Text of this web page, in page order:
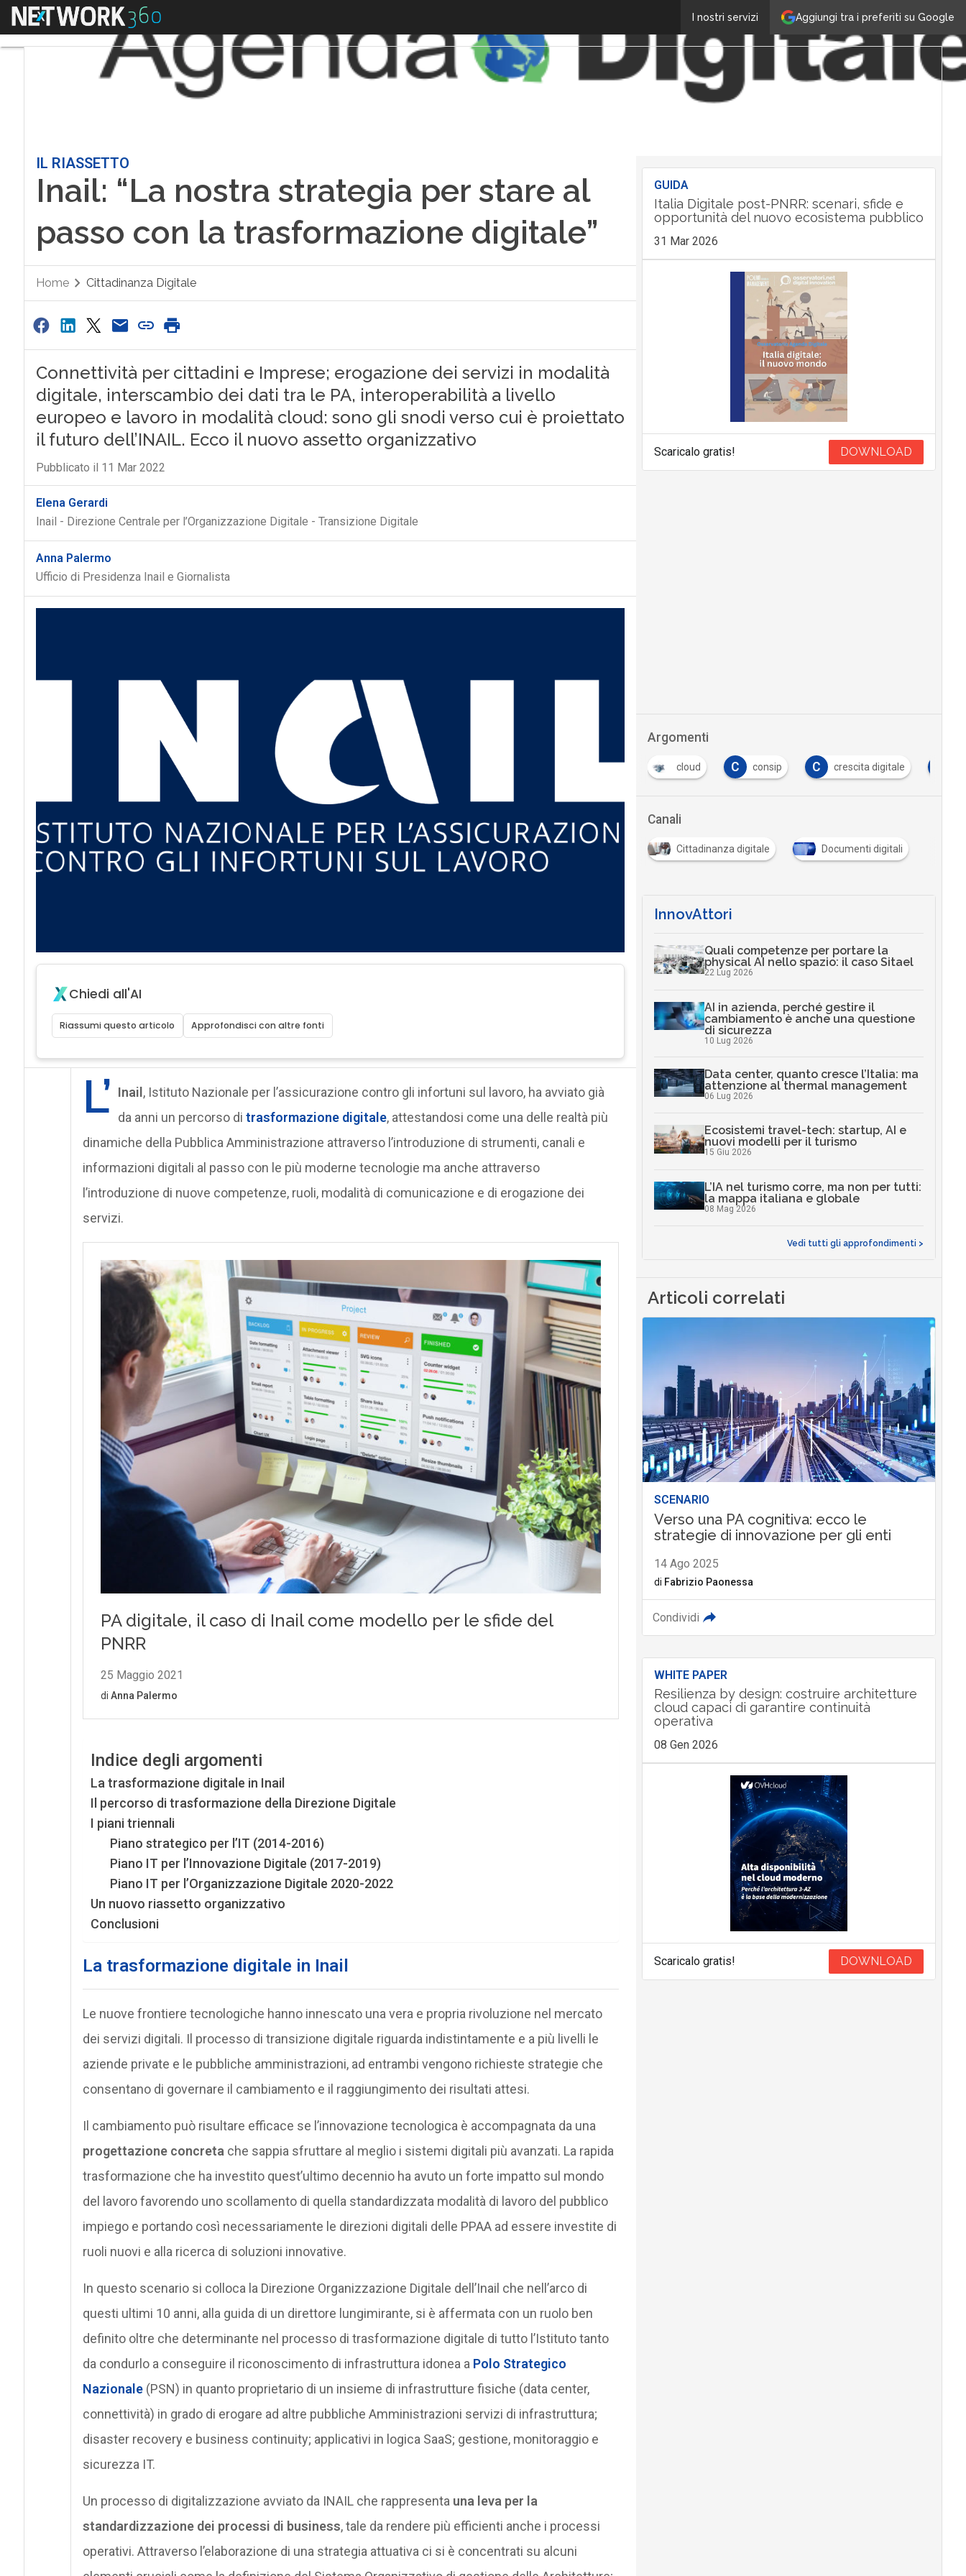
Aggiungi tra i preferiti su Google
I nostri servizi
Menu
IL RIASSETTO
Inail: “La nostra strategia per stare al
passo con la trasformazione digitale”
Home Cittadinanza Digitale
Connettività per cittadini e Imprese; erogazione dei servizi in modalità
digitale, interscambio dei dati tra le PA, interoperabilità a livello
europeo e lavoro in modalità cloud: sono gli snodi verso cui è proiettato
il futuro dell’INAIL. Ecco il nuovo assetto organizzativo
Pubblicato il 11 Mar 2022
Elena Gerardi
Inail - Direzione Centrale per l’Organizzazione Digitale - Transizione Digitale
Anna Palermo
Ufficio di Presidenza Inail e Giornalista
Chiedi all'AI
Riassumi questo articolo Approfondisci con altre fonti
L’ Inail, Istituto Nazionale per l’assicurazione contro gli infortuni sul lavoro, ha avviato già
da anni un percorso di trasformazione digitale, attestandosi come una delle realtà più
dinamiche della Pubblica Amministrazione attraverso l’introduzione di strumenti, canali e
informazioni digitali al passo con le più moderne tecnologie ma anche attraverso
l’introduzione di nuove competenze, ruoli, modalità di comunicazione e di erogazione dei
servizi.
Indice degli argomenti
La trasformazione digitale in Inail
Il percorso di trasformazione della Direzione Digitale
I piani triennali
Piano strategico per l’IT (2014-2016)
Piano IT per l’Innovazione Digitale (2017-2019)
Piano IT per l’Organizzazione Digitale 2020-2022
Un nuovo riassetto organizzativo
Conclusioni
La trasformazione digitale in Inail
Le nuove frontiere tecnologiche hanno innescato una vera e propria rivoluzione nel mercato
dei servizi digitali. Il processo di transizione digitale riguarda indistintamente e a più livelli le
aziende private e le pubbliche amministrazioni, ad entrambi vengono richieste strategie che
consentano di governare il cambiamento e il raggiungimento dei risultati attesi.
Il cambiamento può risultare efficace se l’innovazione tecnologica è accompagnata da una
progettazione concreta che sappia sfruttare al meglio i sistemi digitali più avanzati. La rapida
trasformazione che ha investito quest’ultimo decennio ha avuto un forte impatto sul mondo
del lavoro favorendo uno scollamento di quella standardizzata modalità di lavoro del pubblico
impiego e portando così necessariamente le direzioni digitali delle PPAA ad essere investite di
ruoli nuovi e alla ricerca di soluzioni innovative.
In questo scenario si colloca la Direzione Organizzazione Digitale dell’Inail che nell’arco di
questi ultimi 10 anni, alla guida di un direttore lungimirante, si è affermata con un ruolo ben
definito oltre che determinante nel processo di trasformazione digitale di tutto l’Istituto tanto
da condurlo a conseguire il riconoscimento di infrastruttura idonea a Polo Strategico
Nazionale (PSN) in quanto proprietario di un insieme di infrastrutture fisiche (data center,
connettività) in grado di erogare ad altre pubbliche Amministrazioni servizi di infrastruttura;
disaster recovery e business continuity; applicativi in logica SaaS; gestione, monitoraggio e
sicurezza IT.
Un processo di digitalizzazione avviato da INAIL che rappresenta una leva per la
standardizzazione dei processi di business, tale da rendere più efficienti anche i processi
operativi. Attraverso l’elaborazione di una strategia attuativa ci si è concentrati su alcuni
GUIDA
Italia Digitale post-PNRR: scenari, sfide e
opportunità del nuovo ecosistema pubblico
31 Mar 2026
Scaricalo gratis! DOWNLOAD
Argomenti
cloud C consip C crescita digitale
Canali
Cittadinanza digitale Documenti digitali
InnovAttori
Quali competenze per portare la
physical AI nello spazio: il caso Sitael
22 Lug 2026
AI in azienda, perché gestire il
cambiamento è anche una questione
di sicurezza
10 Lug 2026
Data center, quanto cresce l’Italia: ma
attenzione al thermal management
06 Lug 2026
Ecosistemi travel-tech: startup, AI e
nuovi modelli per il turismo
15 Giu 2026
L’IA nel turismo corre, ma non per tutti:
la mappa italiana e globale
08 Mag 2026
Vedi tutti gli approfondimenti >
Articoli correlati
SCENARIO
Verso una PA cognitiva: ecco le
strategie di innovazione per gli enti
14 Ago 2025
di Fabrizio Paonessa
Condividi
WHITE PAPER
Resilienza by design: costruire architetture
cloud capaci di garantire continuità
operativa
08 Gen 2026
Scaricalo gratis! DOWNLOAD